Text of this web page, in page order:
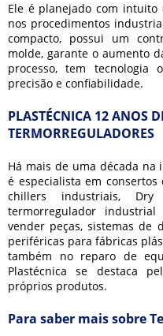
Ele é planejado com
nos procedimentos
compacto, possui um
molde, garante o aumento
processo, tem
precisão e confiabilidade.
PLASTÉCNICA 12 ANOS
TERMORREGULADORES
Há mais de uma década na
é especialista em
chillers industriais, Dry
termorregulador industrial
vender peças, sistemas de
periféricas para fábricas
também no reparo de
Plastécnica se destaca
próprios produtos.
Para saber mais sobre